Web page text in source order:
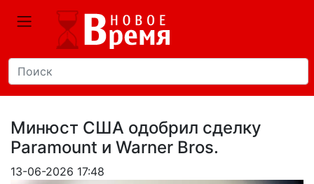
Минюст США одобрил сделку
Paramount и Warner Bros.
13-06-2026 17:48